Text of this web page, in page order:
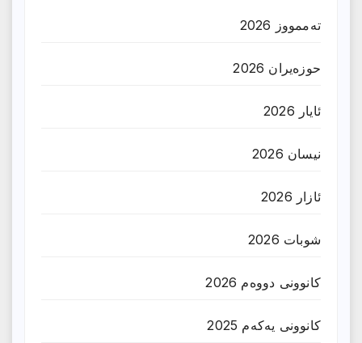
تەممووز 2026
حوزه‌یران 2026
ئایار 2026
نیسان 2026
ئازار 2026
شوبات 2026
کانوونی دووەم 2026
کانوونی یەکەم 2025